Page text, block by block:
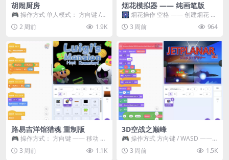
胡闹厨房
🎮 操作方式 单人模式： 方向键 /
WASD —— 移动 Z / K —— 抓...
2 周前 1.9K
烟花模拟器 —— 纯画笔版
🎆 烟花操作 空格 —— 创建烟花 1
~ 3 —— 切换烟花类型 普通烟花
嘶...3 周前 964
路易吉洋馆猎魂 重制版
🎮 操作方式： 方向键 —— 移动 &
跳跃 空格 —— 打开宝箱 将你...
3 周前 1.1K
3D空战之巅峰
🎮 操作方式 方向键 / WASD ——
移动 Z / K —— 射击 / 攻击...
3 周前 1.5K